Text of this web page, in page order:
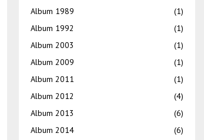
Album 1989
(1)
Album 1992
(1)
Album 2003
(1)
Album 2009
(1)
Album 2011
(1)
Album 2012
(4)
Album 2013
(6)
Album 2014
(6)